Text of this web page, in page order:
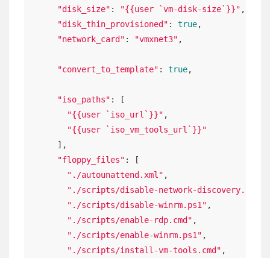
"disk_size" : "{{user `vm-disk-size`}}" ,
"disk_thin_provisioned" : true,
"network_card" : "vmxnet3" ,
"convert_to_template" : true,
"iso_paths" : [
"{{user `iso_url`}}" ,
"{{user `iso_vm_tools_url`}}"
      ],
"floppy_files" : [
"./autounattend.xml" ,
"./scripts/disable-network-discovery.cmd"
"./scripts/disable-winrm.ps1" ,
"./scripts/enable-rdp.cmd" ,
"./scripts/enable-winrm.ps1" ,
"./scripts/install-vm-tools.cmd" ,